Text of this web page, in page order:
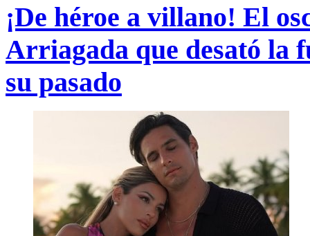
¡De héroe a villano! El
Arriagada que desató la
su pasado